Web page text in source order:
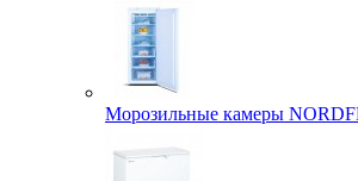
Морозильные камеры